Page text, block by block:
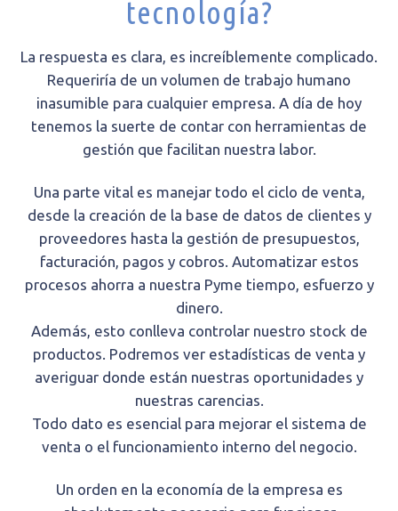
tecnología?
La respuesta es clara, es increíblemente complicado.
Requeriría de un volumen de trabajo humano
inasumible para cualquier empresa. A día de hoy
tenemos la suerte de contar con herramientas de
gestión que facilitan nuestra labor.
Una parte vital es manejar todo el ciclo de venta,
desde la creación de la base de datos de clientes y
proveedores hasta la gestión de presupuestos,
facturación, pagos y cobros. Automatizar estos
procesos ahorra a nuestra Pyme tiempo, esfuerzo y
dinero.
Además, esto conlleva controlar nuestro stock de
productos. Podremos ver estadísticas de venta y
averiguar donde están nuestras oportunidades y
nuestras carencias.
Todo dato es esencial para mejorar el sistema de
venta o el funcionamiento interno del negocio.
Un orden en la economía de la empresa es